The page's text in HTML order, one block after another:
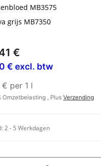
MB3575
grijs MB7350
€
€ excl. btw
per 1 l
Omzetbelasting , Plus Verzending
2 - 5 Werkdagen